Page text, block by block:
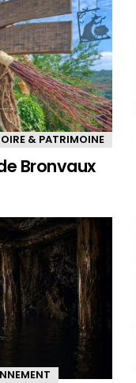
& PATRIMOINE
Bronvaux